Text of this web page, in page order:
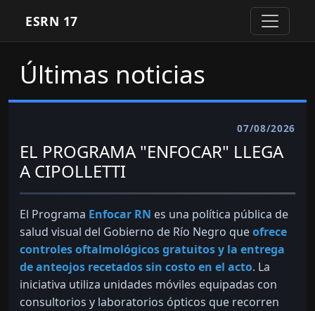
ESRN 17
Últimas noticias
07/08/2026
EL PROGRAMA "ENFOCAR" LLEGA
A CIPOLLETTI
El Programa Enfocar RN es una política pública de
salud visual del Gobierno de Río Negro queofrece
controles oftalmológicos gratuitos y la entrega
de anteojos recetados sin costo en el acto. La
iniciativa utiliza unidades móviles equipadas con
consultorios y laboratorios ópticos que recorren